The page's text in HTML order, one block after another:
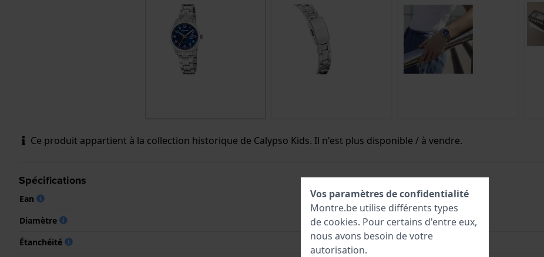
Ce produit appartient à la collection historique de Calypso Kids. Il n'est plus disponible / à vendre.
Spécifications
Ean
8430622827365
Diamètre
32 mm
Étanchéité
5 Bar (douche)
Vos paramètres de confidentialité
Montre.be utilise différents types
de cookies. Pour certains d'entre eux,
nous avons besoin de votre
autorisation.